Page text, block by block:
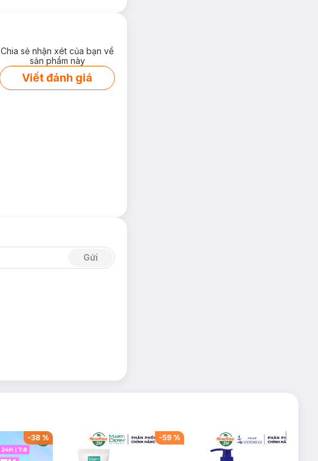
Chia sẻ nhận xét của bạn về
sản phẩm này
Viết đánh giá
Gửi
-38% -59%